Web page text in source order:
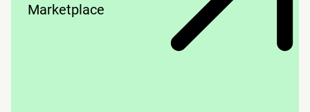
Marketplace